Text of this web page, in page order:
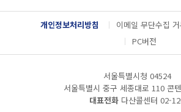
g
l
e
개인정보처리방침 이메일 무단수집
PC버전
서울특별시청 04524
서울특별시 중구 세종대로 110 콘
대표전화 다산콜센터 02-